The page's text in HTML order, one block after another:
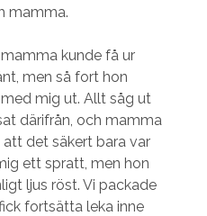
mamma.
kunde få ur
men så fort hon
mig ut. Allt såg ut
därifrån, och mamma
det säkert bara var
ett spratt, men hon
ljus röst. Vi packade
fortsätta leka inne